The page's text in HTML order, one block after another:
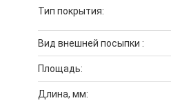
Тип покрытия:
Вид внешней посыпки :
Площадь:
Длина, мм: